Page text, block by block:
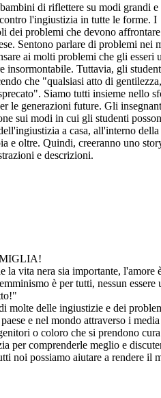
di riflettere su modi grandi
l'ingiustizia in tutte le forme. I
dei problemi che devono
Sentono parlare di problemi nei
ai molti problemi che gli esseri
insormontabile. Tuttavia, gli
che "qualsiasi atto di
Siamo tutti insieme nello
le generazioni future. Gli
sui modi in cui gli studenti
a casa, all'interno
e oltre. Quindi, creeranno uno
e descrizioni.
la vita nera sia importante, l'amore
è per tutti, nessun essere
molte delle ingiustizie e dei
e nel mondo attraverso i
o coloro che si prendono
per comprenderle meglio e
noi possiamo aiutare a rendere il